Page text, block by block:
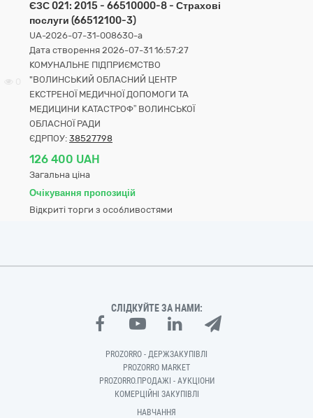
ЄЗС 021: 2015 - 66510000-8 - Страхові
послуги (66512100-3)
UA-2026-07-31-008630-a
Дата створення 2026-07-31 16:57:27
КОМУНАЛЬНЕ ПІДПРИЄМСТВО
"ВОЛИНСЬКИЙ ОБЛАСНИЙ ЦЕНТР
ЕКСТРЕНОЇ МЕДИЧНОЇ ДОПОМОГИ ТА
МЕДИЦИНИ КАТАСТРОФ” ВОЛИНСЬКОЇ
ОБЛАСНОЇ РАДИ
ЄДРПОУ: 38527798
126 400 UAH
Загальна ціна
Очікування пропозицій
Відкриті торги з особливостями
СЛІДКУЙТЕ ЗА НАМИ:
PROZORRO - ДЕРЖЗАКУПІВЛІ
PROZORRO MARKET
PROZORRO.ПРОДАЖІ - АУКЦІОНИ
КОМЕРЦІЙНІ ЗАКУПІВЛІ
НАВЧАННЯ